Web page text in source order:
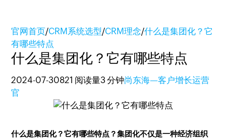
官网首页/CRM系统选型/CRM理念/什么是集团化？它
有哪些特点
什么是集团化？它有哪些特点
2024-07-30821 阅读量3 分钟尚东海—客户增长运营
官
什么是集团化？它有哪些特点？集团化不仅是一种经济组织